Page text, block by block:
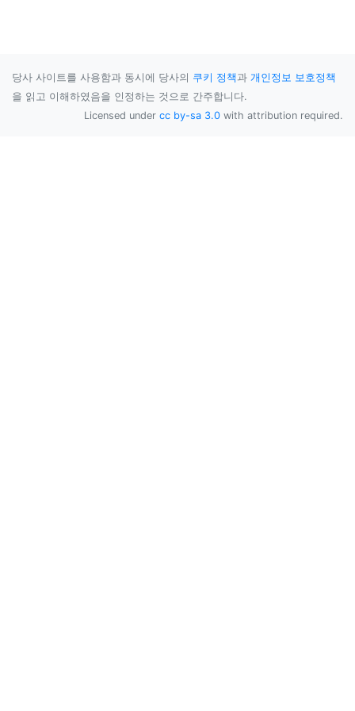
당사 사이트를 사용함과 동시에 당사의 쿠키 정책과 개인정보 보호정책
을 읽고 이해하였음을 인정하는 것으로 간주합니다.
Licensed under cc by-sa 3.0 with attribution required.